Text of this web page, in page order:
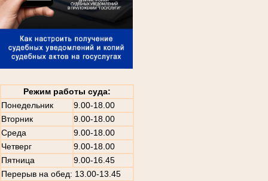
Режим работы суда:
Понедельник
9.00-18.00
Вторник
9.00-18.00
Среда
9.00-18.00
Четверг
9.00-18.00
Пятница
9.00-16.45
Перерыв на обед: 13.00-13.45